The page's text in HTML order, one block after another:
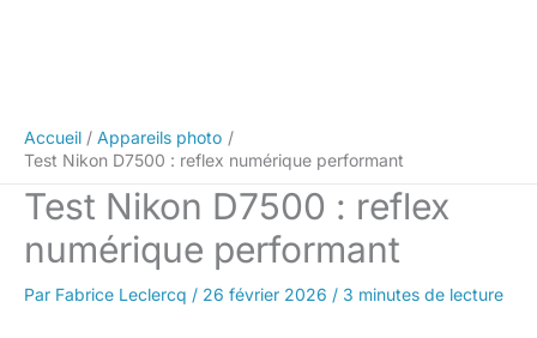
Accueil
Appareils photo
Test Nikon D7500 : reflex numérique performant
Test Nikon D7500 : reflex
numérique performant
Par Fabrice Leclercq / 26 février 2026 / 3 minutes de lecture